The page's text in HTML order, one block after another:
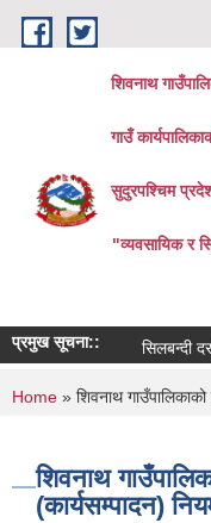
Skip to main content
शिवनाथ
गाउँ
सुदुरपश्चिम
"व्यवसायिक र
प्रमुख सूचना:: सिलबन्दी
You are
Home » शिवनाथ
शिवनाथ
(कार्यसम्पादन)